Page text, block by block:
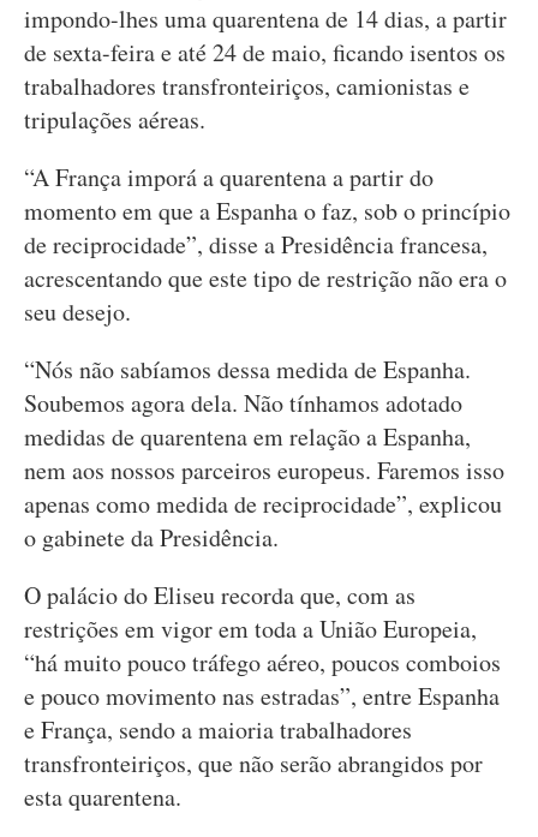
impondo-lhes uma quarentena de 14 dias, a partir
de sexta-feira e até 24 de maio, ficando isentos os
trabalhadores transfronteiriços, camionistas e
tripulações aéreas.
“A França imporá a quarentena a partir do
momento em que a Espanha o faz, sob o princípio
de reciprocidade”, disse a Presidência francesa,
acrescentando que este tipo de restrição não era o
seu desejo.
“Nós não sabíamos dessa medida de Espanha.
Soubemos agora dela. Não tínhamos adotado
medidas de quarentena em relação a Espanha,
nem aos nossos parceiros europeus. Faremos isso
apenas como medida de reciprocidade”, explicou
o gabinete da Presidência.
O palácio do Eliseu recorda que, com as
restrições em vigor em toda a União Europeia,
“há muito pouco tráfego aéreo, poucos comboios
e pouco movimento nas estradas”, entre Espanha
e França, sendo a maioria trabalhadores
transfronteiriços, que não serão abrangidos por
esta quarentena.